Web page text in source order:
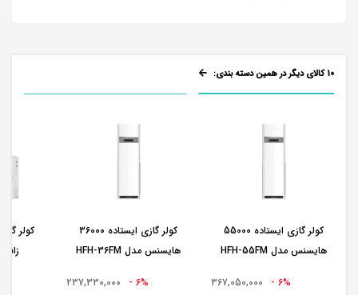
10 کالای دیگر در همین دسته بندی:
کولر گازی ایستاده 55000
هایسنس مدل HFH-55FM
6% -
367,050,000
کولر گازی ایستاده 36000
هایسنس مدل HFH-36FM
6% -
237,330,000
کولر